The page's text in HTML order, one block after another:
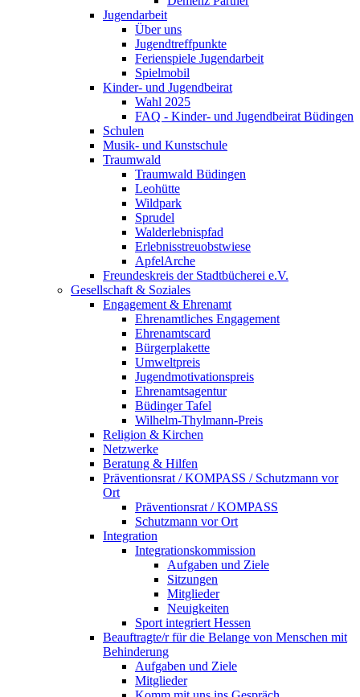
Jugendarbeit
Über uns
Jugendtreffpunkte
Ferienspiele Jugendarbeit
Spielmobil
Kinder- und Jugendbeirat
Wahl 2025
FAQ - Kinder- und Jugendbeirat Büdingen
Schulen
Musik- und Kunstschule
Traumwald
Traumwald Büdingen
Leohütte
Wildpark
Sprudel
Walderlebnispfad
Erlebnisstreuobstwiese
ApfelArche
Freundeskreis der Stadtbücherei e.V.
Gesellschaft & Soziales
Engagement & Ehrenamt
Ehrenamtliches Engagement
Ehrenamtscard
Bürgerplakette
Umweltpreis
Jugendmotivationspreis
Ehrenamtsagentur
Büdinger Tafel
Wilhelm-Thylmann-Preis
Religion & Kirchen
Netzwerke
Beratung & Hilfen
Präventionsrat / KOMPASS / Schutzmann vor
Ort
Präventionsrat / KOMPASS
Schutzmann vor Ort
Integration
Integrationskommission
Aufgaben und Ziele
Sitzungen
Mitglieder
Neuigkeiten
Sport integriert Hessen
Beauftragte/r für die Belange von Menschen mit
Behinderung
Aufgaben und Ziele
Mitglieder